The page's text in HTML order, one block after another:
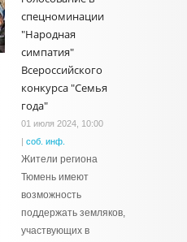
спецноминации
"Народная
симпатия"
Всероссийского
конкурса "Семья
года"
01 июля 2024, 10:00
| соб. инф.
Жители региона
Тюмень имеют
возможность
поддержать земляков,
участвующих в